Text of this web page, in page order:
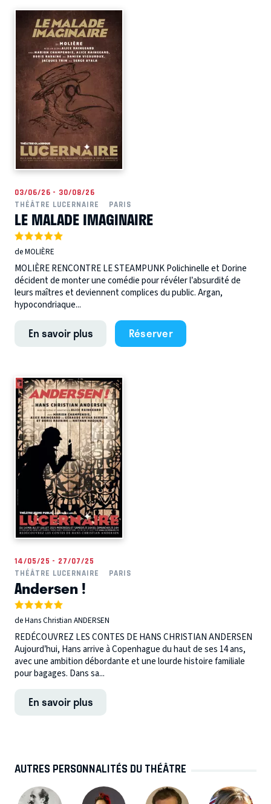
03/06/26 - 30/08/26
THÉÂTRE LUCERNAIRE
PARIS
LE MALADE IMAGINAIRE
de MOLIÈRE
MOLIÈRE RENCONTRE LE STEAMPUNK Polichinelle et Dorine
décident de monter une comédie pour révéler l’absurdité de
leurs maîtres et deviennent complices du public. Argan,
hypocondriaque...
En savoir plus Réserver
14/05/25 - 27/07/25
THÉÂTRE LUCERNAIRE
PARIS
Andersen !
de Hans Christian ANDERSEN
REDÉCOUVREZ LES CONTES DE HANS CHRISTIAN ANDERSEN
Aujourd’hui, Hans arrive à Copenhague du haut de ses 14 ans,
avec une ambition débordante et une lourde histoire familiale
pour bagages. Dans sa...
En savoir plus
AUTRES PERSONNALITÉS DU THÉÂTRE